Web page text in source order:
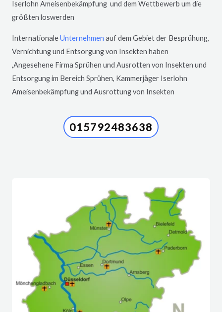
Iserlohn Ameisenbekämpfung und dem Wettbewerb um die
größten loswerden
InternationaleUnternehmen auf dem Gebiet der Besprühung,
Vernichtung und Entsorgung von Insekten haben
,Angesehene Firma Sprühen und Ausrotten von Insekten und
Entsorgung im Bereich Sprühen, Kammerjäger Iserlohn
Ameisenbekämpfung und Ausrottung von Insekten
015792483638